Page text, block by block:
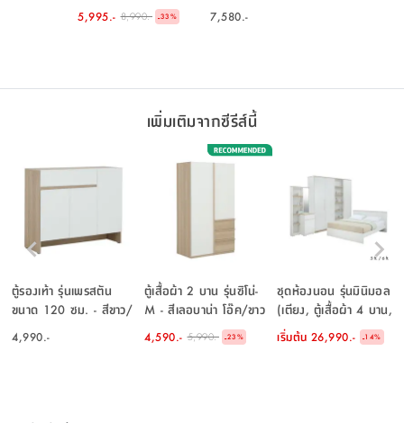
5,995.- 8,990.- -33% 7,580.-
เพิ่มเติมจากซีรีส์นี้
ตู้รองเท้า รุ่นเพรสตัน
ขนาด 120 ซม. - สีขาว/
4,990.-
ตู้เสื้อผ้า 2 บาน รุ่นซิโน่-
M - สีเลอบาน่า โอ๊ค/ขาว
4,590.- 5,990.- -23%
ชุดห้องนอน รุ่นมินิมอล
(เตียง, ตู้เสื้อผ้า 4 บาน,
โต๊ะเครื่องแป้งแบบยืน) -
สีขาว/เลอบาน่า โอ๊ค
เริ่มต้น 26,990.- -14%